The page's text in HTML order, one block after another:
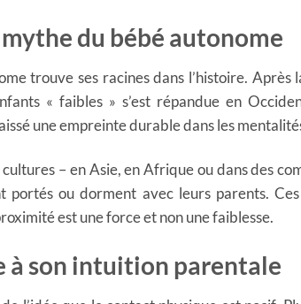
du bébé autonome
trouve ses racines dans l’histoire.
« faibles » s’est répandue en
une empreinte durable dans les
cultures – en Asie, en Afrique ou dans des
portés ou dorment avec leurs parents.
est une force et non une faiblesse.
à son intuition parentale